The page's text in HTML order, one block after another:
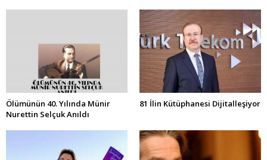
Ölümünün 40. Yılında Münir
Nurettin Selçuk Anıldı
81 İlin Kütüphanesi Dijitalleşiyor